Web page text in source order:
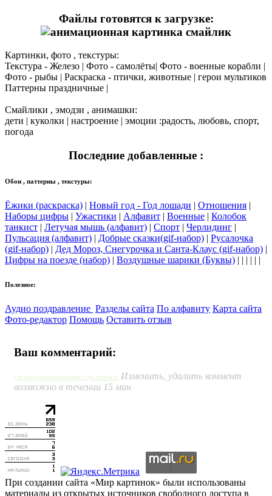
Файлы готовятся к загрузке:
Картинки, фото , текстуры:
Текстура - Железо | Фото - самолёты| Фото - военные корабли |
Фото - рыбы | Раскраска - птички, животные | герои мультиков
Паттерны праздничные |
Смайлики , эмодзи , анимашки:
дети | куколки | настроение | эмоции :радость, любовь, спорт,
погода
Последние добавленные :
Обои , паттерны , текстуры:
Ёжики (раскраска) | Новый год - Год лошади | Отношения |
Наборы цифры | Ужастики | Алфавит | Военные | Колобок
танкист | Летучая мышь (алфавит) | Спорт | Черлидинг |
Пульсация (алфавит) | Добрые сказки(gif-набор) | Русалочка
(gif-набор) | Дед Мороз, Снегурочка и Санта-Клаус (gif-набор) |
Цифры на поезде (набор) | Воздушные шарики (Буквы) | | | | | |
Полезное:
Аудио поздравление Разделы сайта По алфавиту Карта сайта
Фото-редактор Помощь Оставить отзыв
Ваш комментарий:
Система комментирования SigComments Изменить, удалить коммент
возможно в течении 15 мин
При создании сайта «Мир картинок» были использованы
материалы из открытых источников свободного доступа в